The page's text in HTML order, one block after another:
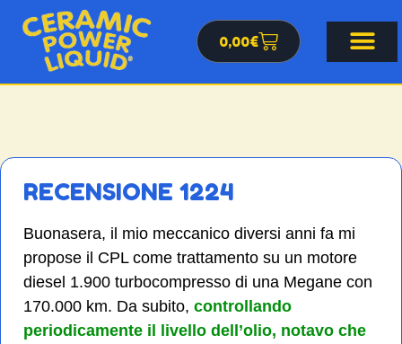
0,00€
RECENSIONE 1224
Buonasera, il mio meccanico diversi anni fa mi
propose il CPL come trattamento su un motore
diesel 1.900 turbocompresso di una Megane con
170.000 km. Da subito, controllando
periodicamente il livello dell’olio, notavo che